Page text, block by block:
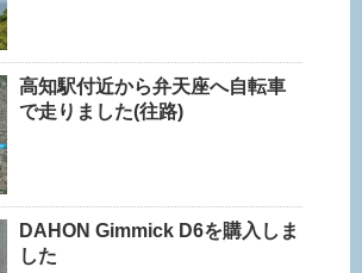
高知駅付近から弁天座へ自転車
で走りました(往路)
DAHON Gimmick D6を購入しま
した